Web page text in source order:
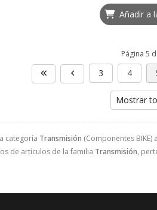
categoría Transmisión (Componentes
de artículos de la familia Transmisión,
Añadir a
Página 5
3 4
Mostrar